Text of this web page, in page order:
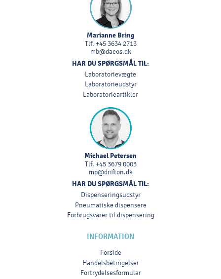
Marianne Bring
Tlf. +45 3634 2713
mb@dacos.dk
HAR DU SPØRGSMÅL TIL:
Laboratorievægte
Laboratorieudstyr
Laboratorieartikler
Michael Petersen
Tlf. +45 3679 0003
mp@drifton.dk
HAR DU SPØRGSMÅL TIL:
Dispenseringsudstyr
Pneumatiske dispensere
Forbrugsvarer til dispensering
INFORMATION
Forside
Handelsbetingelser
Fortrydelsesformular